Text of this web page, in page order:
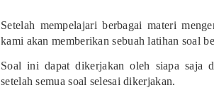
Setelah mempelajari berbagai materi
kami akan memberikan sebuah latihan soal
Soal ini dapat dikerjakan oleh siapa saja
setelah semua soal selesai dikerjakan.